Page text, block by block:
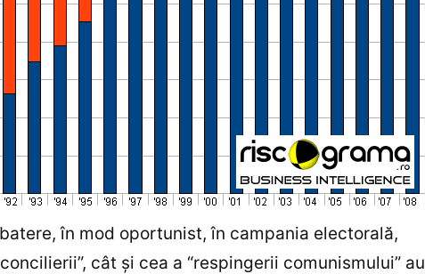
în mod oportunist, în campania electorală,
cât şi cea a “respingerii comunismului” au